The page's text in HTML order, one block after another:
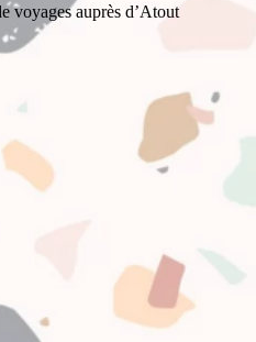
voyages auprès d’Atout